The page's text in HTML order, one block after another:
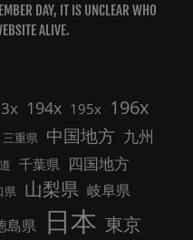
DAY, IT IS UNCLEAR WHO
ALIVE.
194x 195x 196x
三重県 中国地方 九州
千葉県 四国地方
県 山梨県 岐阜県
島県 日本 東京